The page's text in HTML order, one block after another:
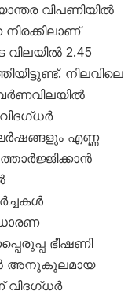
വിപണിയിൽ
2.45
നിലവിലെ
എണ്ണ
ഭീഷണി
അനുകൂലമായ
വിദഗ്ധർ